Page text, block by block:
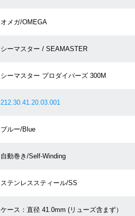
オメガ/OMEGA
シーマスター / SEAMASTER
シーマスター プロダイバーズ 300M
212.30.41.20.03.001
ブルー/Blue
自動巻き/Self-Winding
ステンレススティール/SS
ケース：直径 41.0mm (リューズ含まず）